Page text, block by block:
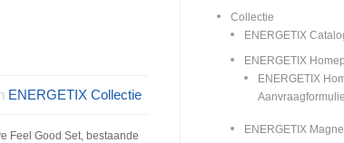
ENERGETIX Collectie
Feel Good Set, bestaande
Collectie
ENERGETIX
ENERGETIX
ENERGETIX
ENERGETIX